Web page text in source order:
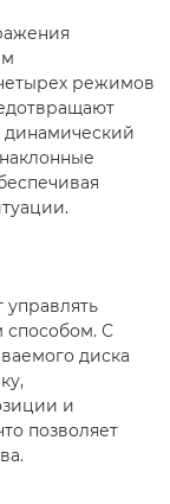
режимов
способом. С
диска
и
позволяет